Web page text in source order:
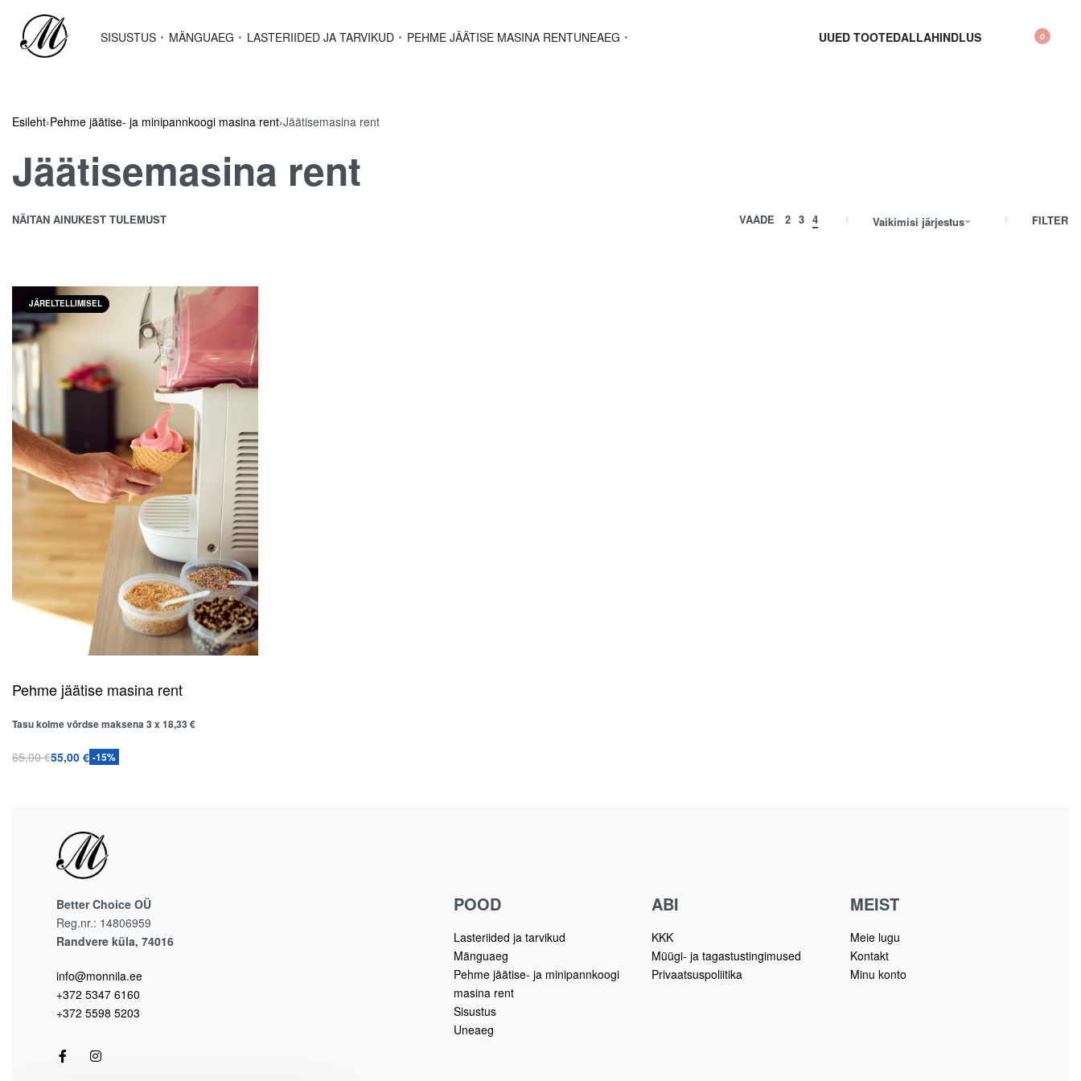
SISUSTUS MÄNGUAEG LASTERIIDED JA TARVIKUD PEHME JÄÄTISE MASINA RENTUNEAEG UUED TOOTEDALLAHINDLUS 0
Esileht›Pehme jäätise- ja minipannkoogi masina rent›Jäätisemasina rent
Jäätisemasina rent
NÄITAN AINUKEST TULEMUST VAADE 2 3 4 Vaikimisi järjestus FILTER
JÄRELTELLIMISEL
Pehme jäätise masina rent
Tasu kolme võrdse maksena 3 x18,33 €
65,00€55,00 € -15%
Better Choice OÜ
Reg.nr.: 14806959
Randvere küla, 74016
info@monnila.ee
+372 5347 6160
+372 5598 5203
POOD
Lasteriided ja tarvikud
Mänguaeg
Pehme jäätise- ja minipannkoogi
masina rent
Sisustus
Uneaeg
ABI
KKK
Müügi- ja tagastustingimused
Privaatsuspoliitika
MEIST
Meie lugu
Kontakt
Minu konto